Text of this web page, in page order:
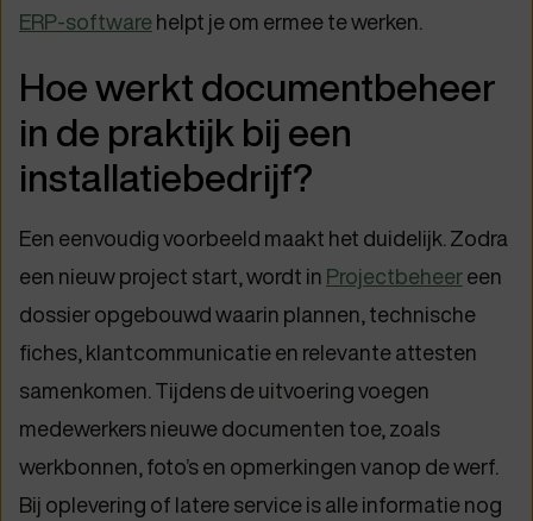
ERP-softwarehelpt je om ermee te werken.
Hoe werkt documentbeheer
in de praktijk bij een
installatiebedrijf?
Een eenvoudig voorbeeld maakt het duidelijk. Zodra
een nieuw project start, wordt in Projectbeheereen
dossier opgebouwd waarin plannen, technische
fiches, klantcommunicatie en relevante attesten
samenkomen. Tijdens de uitvoering voegen
medewerkers nieuwe documenten toe, zoals
werkbonnen, foto’s en opmerkingen vanop de werf.
Bij oplevering of latere service is alle informatie nog